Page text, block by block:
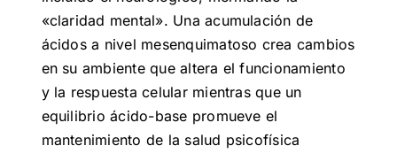
«claridad mental». Una acumulación de
ácidos a nivel mesenquimatoso crea cambios
en su ambiente que altera el funcionamiento
y la respuesta celular mientras que un
equilibrio ácido-base promueve el
mantenimiento de la salud psicofísica